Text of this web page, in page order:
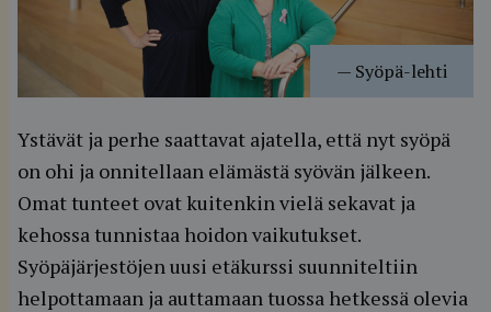
— Syöpä-lehti
Ystävät ja perhe saattavat ajatella, että nyt syöpä
on ohi ja onnitellaan elämästä syövän jälkeen.
Omat tunteet ovat kuitenkin vielä sekavat ja
kehossa tunnistaa hoidon vaikutukset.
Syöpäjärjestöjen uusi etäkurssi suunniteltiin
helpottamaan ja auttamaan tuossa hetkessä olevia